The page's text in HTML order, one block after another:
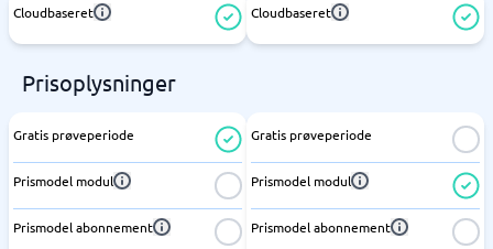
Cloudbaseret Cloudbaseret
Prisoplysninger
Gratis prøveperiode
Prismodel modul
Prismodel abonnement
Gratis prøveperiode
Prismodel modul
Prismodel abonnement